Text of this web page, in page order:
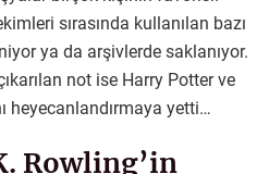
sırasında kullanılan bazı
ya da arşivlerde saklanıyor.
not ise Harry Potter ve
heyecanlandırmaya yetti…
Rowling’in